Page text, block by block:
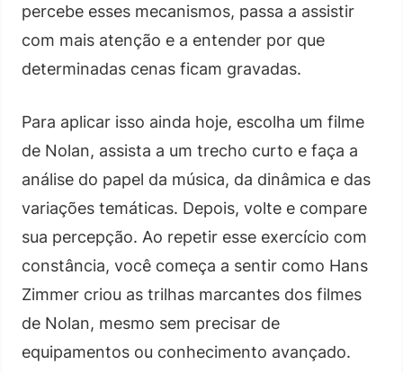
percebe esses mecanismos, passa a assistir
com mais atenção e a entender por que
determinadas cenas ficam gravadas.
Para aplicar isso ainda hoje, escolha um filme
de Nolan, assista a um trecho curto e faça a
análise do papel da música, da dinâmica e das
variações temáticas. Depois, volte e compare
sua percepção. Ao repetir esse exercício com
constância, você começa a sentir como Hans
Zimmer criou as trilhas marcantes dos filmes
de Nolan, mesmo sem precisar de
equipamentos ou conhecimento avançado.